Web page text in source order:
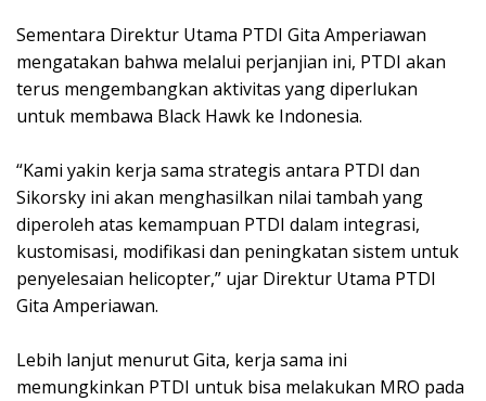
Sementara Direktur Utama PTDI Gita Amperiawan
mengatakan bahwa melalui perjanjian ini, PTDI akan
terus mengembangkan aktivitas yang diperlukan
untuk membawa Black Hawk ke Indonesia.
“Kami yakin kerja sama strategis antara PTDI dan
Sikorsky ini akan menghasilkan nilai tambah yang
diperoleh atas kemampuan PTDI dalam integrasi,
kustomisasi, modifikasi dan peningkatan sistem untuk
penyelesaian helicopter,” ujar Direktur Utama PTDI
Gita Amperiawan.
Lebih lanjut menurut Gita, kerja sama ini
memungkinkan PTDI untuk bisa melakukan MRO pada